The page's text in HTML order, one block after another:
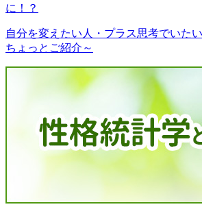
に！？
自分を変えたい人・プラス思考でいた
ちょっとご紹介～